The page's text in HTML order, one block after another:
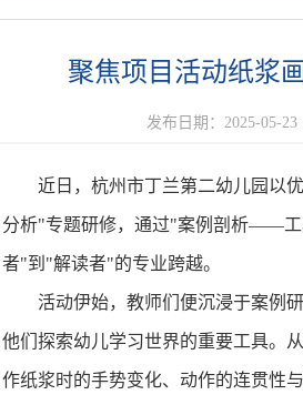
聚焦项目活动纸浆
发布日期：2025-05-23
近日，杭州市丁兰第二幼儿园以
分析"专题研修，通过"案例剖析——
者"到"解读者"的专业跨越。
活动伊始，教师们便沉浸于案例
他们探索幼儿学习世界的重要工具。
作纸浆时的手势变化、动作的连贯性